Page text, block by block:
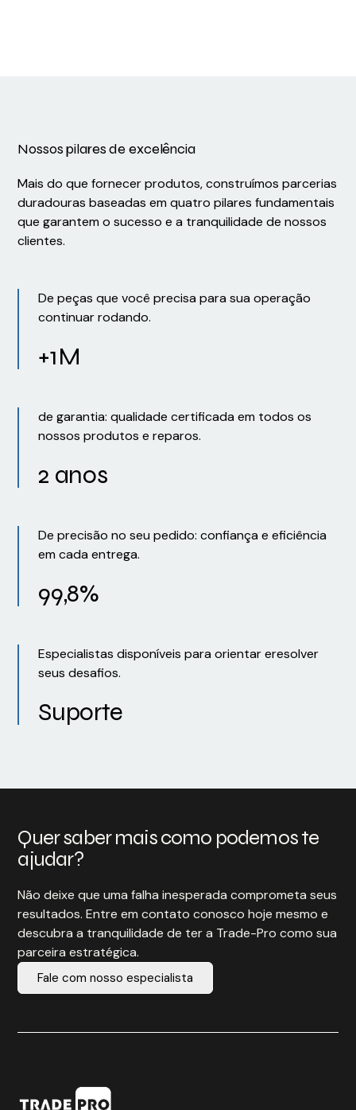
Nossos pilares de excelência
Mais do que fornecer produtos, construímos parcerias
duradouras baseadas em quatro pilares fundamentais
que garantem o sucesso e a tranquilidade de nossos
clientes.
De peças que você precisa para sua operação
continuar rodando.
+1M
de garantia: qualidade certificada em todos os
nossos produtos e reparos.
2 anos
De precisão no seu pedido: confiança e eficiência
em cada entrega.
99,8%
Especialistas disponíveis para orientar eresolver
seus desafios.
Suporte
Quer saber mais como podemos te
ajudar?
Não deixe que uma falha inesperada comprometa seus
resultados. Entre em contato conosco hoje mesmo e
descubra a tranquilidade de ter a Trade-Pro como sua
parceira estratégica.
Fale com nosso especialista